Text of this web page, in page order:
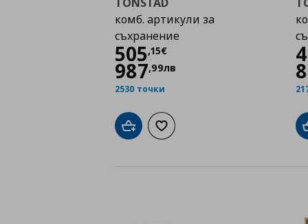
комб. артикули за
съхранение
505,15€
Цена
987,99лв
2530 точки
Добави в кошницата
Добави към списъка с любими